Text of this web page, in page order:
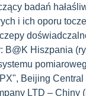
badań
i ich oporu
B@K Hiszpania
Beijing Central
LTD – Chiny